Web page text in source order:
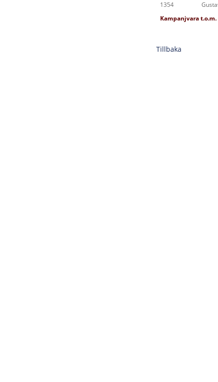
1354
Kampanjvara t.o.m.
Tillbaka